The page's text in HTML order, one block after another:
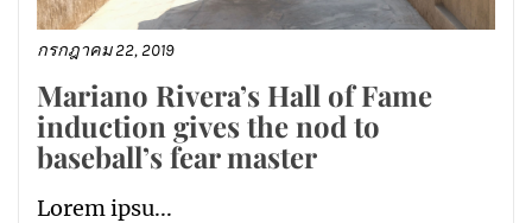
กรกฎาคม 22, 2019
Mariano Rivera’s Hall of Fame
induction gives the nod to
baseball’s fear master
Lorem ipsu...